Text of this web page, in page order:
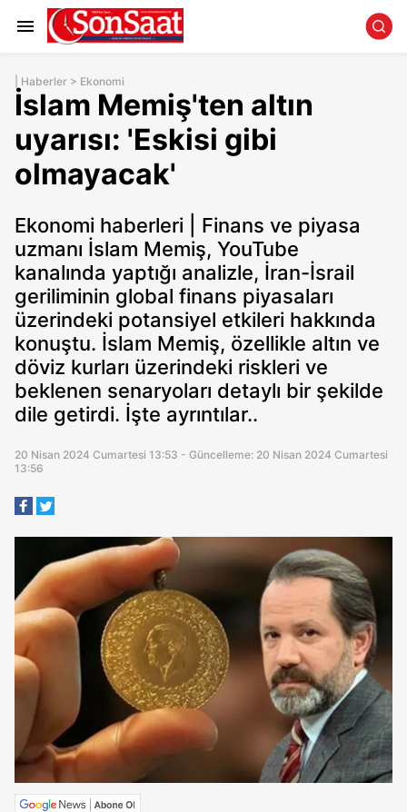
Haberler > Ekonomi
İslam Memiş'ten altın
uyarısı: 'Eskisi gibi
olmayacak'
Ekonomi haberleri | Finans ve piyasa
uzmanı İslam Memiş, YouTube
kanalında yaptığı analizle, İran-İsrail
geriliminin global finans piyasaları
üzerindeki potansiyel etkileri hakkında
konuştu. İslam Memiş, özellikle altın ve
döviz kurları üzerindeki riskleri ve
beklenen senaryoları detaylı bir şekilde
dile getirdi. İşte ayrıntılar..
20 Nisan 2024 Cumartesi 13:53 - Güncelleme: 20 Nisan 2024 Cumartesi
13:56